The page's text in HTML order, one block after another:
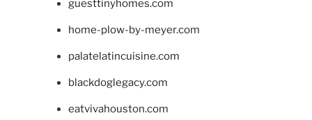
guesttinyhomes.com
home-plow-by-meyer.com
palatelatincuisine.com
blackdoglegacy.com
eatvivahouston.com